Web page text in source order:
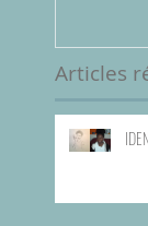
Articles